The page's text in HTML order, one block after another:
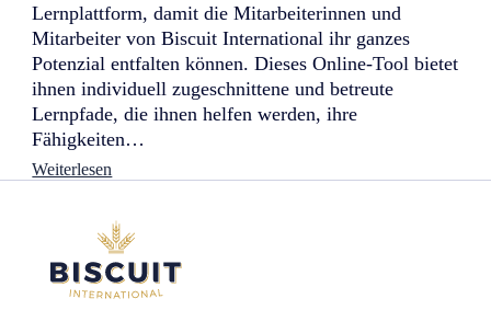
s
2
0
3
Lernplattform, damit die Mitarbeiterinnen und
Mitarbeiter von Biscuit International ihr ganzes
Potenzial entfalten können. Dieses Online-Tool bietet
ihnen individuell zugeschnittene und betreute
Lernpfade, die ihnen helfen werden, ihre
Fähigkeiten…
Weiterlesen
k
s
-
A